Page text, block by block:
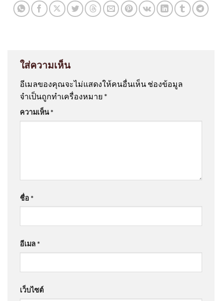
ใส่ความเห็น
อีเมลของคุณจะไม่แสดงให้คนอื่นเห็น ช่องข้อมูล
จำเป็นถูกทำเครื่องหมาย *
ความเห็น*
ชื่อ *
อีเมล*
เว็บไซต์